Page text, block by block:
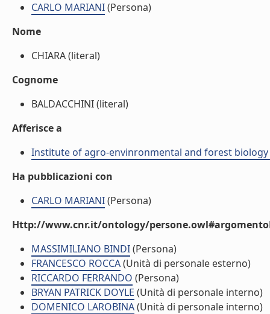
CARLO MARIANI(Persona)
Nome
CHIARA (literal)
Cognome
BALDACCHINI (literal)
Afferisce a
Institute of agro-envinronmental and forest biology
Ha pubblicazioni con
CARLO MARIANI(Persona)
Http://www.cnr.it/ontology/
MASSIMILIANO BINDI(Persona)
FRANCESCO ROCCA(Unità di personale esterno)
RICCARDO FERRANDO (Persona)
BRYAN PATRICK DOYLE (Unità di personale interno)
DOMENICO LAROBINA(Unità di personale interno)